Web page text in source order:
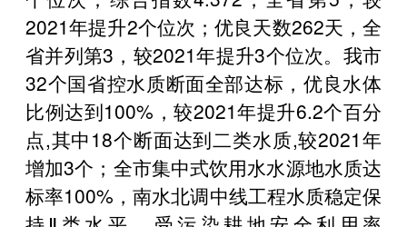
2021年提升2个位次；优良天数262天，全
省并列第3，较2021年提升3个位次。我市
32个国省控水质断面全部达标，优良水体
比例达到100%，较2021年提升6.2个百分
点,其中18个断面达到二类水质,较2021年
增加3个；全市集中式饮用水水源地水质达
标率100%，南水北调中线工程水质稳定保